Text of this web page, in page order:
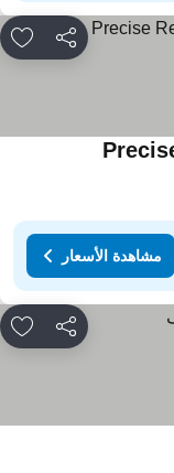
مشاركة
مشاهدة الأسعار
مشاركة